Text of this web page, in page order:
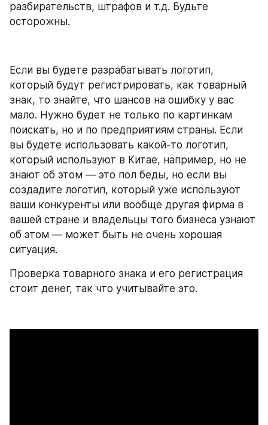
разбирательств, штрафов и т.д. Будьте
осторожны.
Если вы будете разрабатывать логотип,
который будут регистрировать, как товарный
знак, то знайте, что шансов на ошибку у вас
мало. Нужно будет не только по картинкам
поискать, но и по предприятиям страны. Если
вы будете использовать какой-то логотип,
который используют в Китае, например, но не
знают об этом — это пол беды, но если вы
создадите логотип, который уже используют
ваши конкуренты или вообще другая фирма в
вашей стране и владельцы того бизнеса узнают
об этом — может быть не очень хорошая
ситуация.
Проверка товарного знака и его регистрация
стоит денег, так что учитывайте это.